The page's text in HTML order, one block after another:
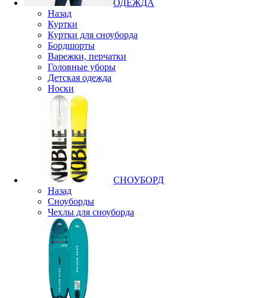
ОДЕЖДА
Назад
Куртки
Куртки для сноуборда
Бордшорты
Варежки, перчатки
Головные уборы
Детская одежда
Носки
СНОУБОРД
Назад
Сноуборды
Чехлы для сноуборда